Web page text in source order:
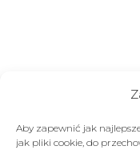
Aby zapewnić jak
jak pliki cookie, do